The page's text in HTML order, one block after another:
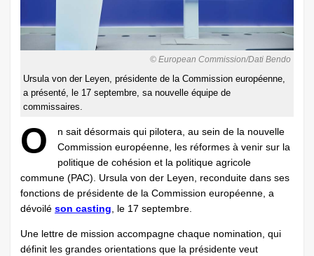
© European Commission/Dati Bendo
Ursula von der Leyen, présidente de la Commission européenne,
a présenté, le 17 septembre, sa nouvelle équipe de
commissaires.
O
n sait désormais qui pilotera, au sein de la nouvelle
Commission européenne, les réformes à venir sur la
politique de cohésion et la politique agricole
commune (PAC). Ursula von der Leyen, reconduite dans ses
fonctions de présidente de la Commission européenne, a
dévoilé son casting, le 17 septembre.
Une lettre de mission accompagne chaque nomination, qui
définit les grandes orientations que la présidente veut